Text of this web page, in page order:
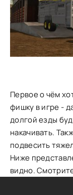
Первое о чём
фишку в игре -
долгой езды
накачивать.
подвесить
Ниже
видно.